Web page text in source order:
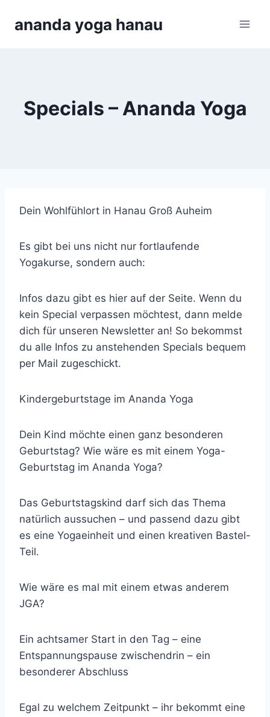
Inhaltananda yoga hanau
Specials – Ananda Yoga
Dein Wohlfühlort in Hanau Groß Auheim
Es gibt bei uns nicht nur fortlaufende
Yogakurse, sondern auch:
Infos dazu gibt es hier auf der Seite. Wenn du
kein Special verpassen möchtest, dann melde
dich für unseren Newsletter an! So bekommst
du alle Infos zu anstehenden Specials bequem
per Mail zugeschickt.
Kindergeburtstage im Ananda Yoga
Dein Kind möchte einen ganz besonderen
Geburtstag? Wie wäre es mit einem Yoga-
Geburtstag im Ananda Yoga?
Das Geburtstagskind darf sich das Thema
natürlich aussuchen – und passend dazu gibt
es eine Yogaeinheit und einen kreativen Bastel-
Teil.
Wie wäre es mal mit einem etwas anderem
JGA?
Ein achtsamer Start in den Tag – eine
Entspannungspause zwischendrin – ein
besonderer Abschluss
Egal zu welchem Zeitpunkt – ihr bekommt eine